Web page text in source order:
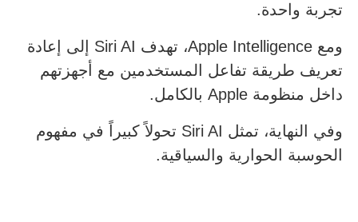
تجربة واحدة.
ومع Apple Intelligence، تهدف Siri AI إلى إعادة
تعريف طريقة تفاعل المستخدمين مع أجهزتهم
داخل منظومة Apple بالكامل.
وفي النهاية، تمثل Siri AI تحولاً كبيراً في مفهوم
الحوسبة الحوارية والسياقية.